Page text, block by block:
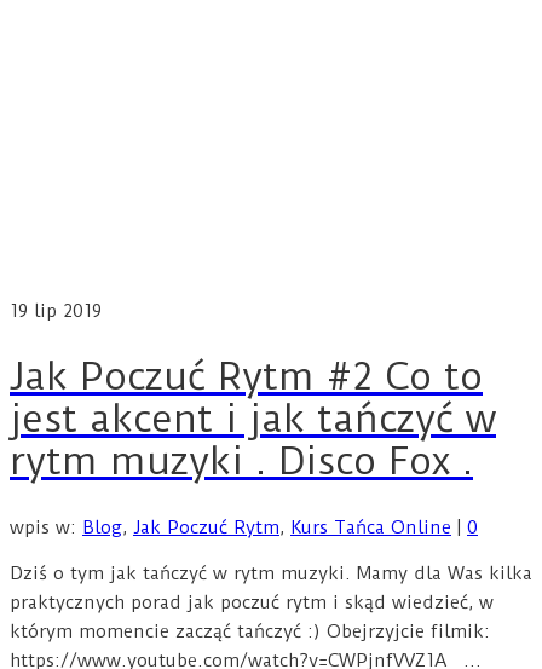
19 lip 2019
Jak Poczuć Rytm #2 Co to
jest akcent i jak tańczyć w
rytm muzyki . Disco Fox .
wpis w: Blog, Jak Poczuć Rytm, Kurs Tańca Online 0
Dziś o tym jak tańczyć w rytm muzyki. Mamy dla Was kilka
praktycznych porad jak poczuć rytm i skąd wiedzieć, w
którym momencie zacząć tańczyć :) Obejrzyjcie filmik:
https://www.youtube.com/watch?v=CWPjnfVVZ1A …